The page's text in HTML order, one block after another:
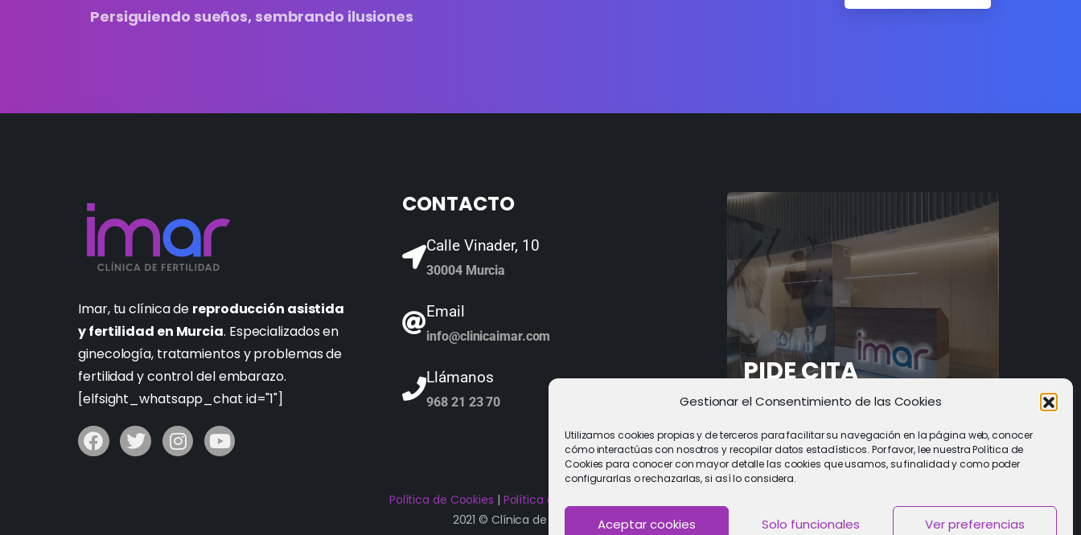
Gestionar el Consentimiento de las Cookies
Utilizamos cookies propias y de terceros para facilitar su navegación en la página web, conocer
cómo interactúas con nosotros y recopilar datos estadísticos. Por favor, lee nuestra Política de
Cookies para conocer con mayor detalle las cookies que usamos, su finalidad y como poder
configurarlas o rechazarlas, si así lo considera.
Aceptar cookies Solo funcionales Ver preferencias
Persiguiendo sueños, sembrando ilusiones
Imar, tu clínica de reproducción asistida
y fertilidad en Murcia. Especializados en
ginecología, tratamientos y problemas de
fertilidad y control del embarazo.
[elfsight_whatsapp_chat id="1"]
CONTACTO
Calle Vinader, 10
30004 Murcia
Email
info@clinicaimar.com
Llámanos
968 21 23 70
PIDE CITA
Solicitar cita con un especialista
Política de Cookies | Política de privacidad
2021 © Clínica de Fertilidad Imar